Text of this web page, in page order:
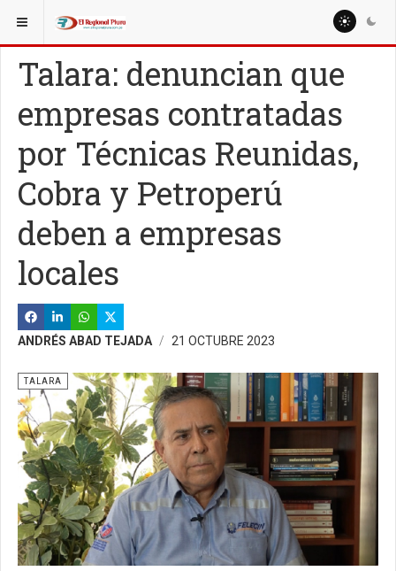
ESTÁ AQUÍ: REGIÓN PIURA
Talara: denuncian que
empresas contratadas
por Técnicas Reunidas,
Cobra y Petroperú
deben a empresas
locales
ANDRÉS ABAD TEJADA 21 OCTUBRE 2023
TALARA